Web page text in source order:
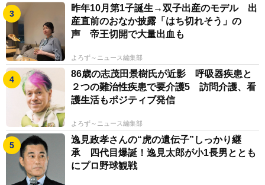
昨年10月第1子誕生→双子出産のモデル 出
産直前のおなか披露「はち切れそう」の
声 帝王切開で大量出血も
よろず～ニュース編集部
86歳の志茂田景樹氏が近影 呼吸器疾患と
２つの難治性疾患で要介護5 訪問介護、看
護生活もポジティブ発信
よろず～ニュース編集部
逸見政孝さんの“虎の遺伝子”しっかり継
承 四代目爆誕！逸見太郎が小1長男ととも
にプロ野球観戦